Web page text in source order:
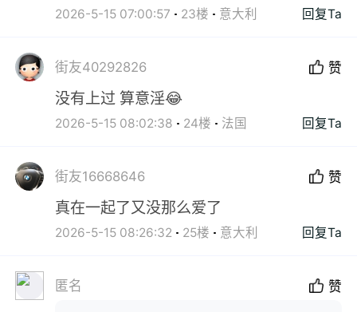
2026-5-15 07:00:57 23楼 意大利 回复Ta
街友40292826 赞
没有上过 算意淫😂
2026-5-15 08:02:38 24楼 法国 回复Ta
街友16668646 赞
真在一起了又没那么爱了
2026-5-15 08:26:32 25楼 意大利 回复Ta
匿名 赞